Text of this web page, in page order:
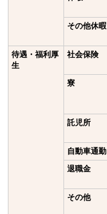
その他休暇
待遇・福利厚
生
社会保険
寮
託児所
自動車通勤
退職金
その他